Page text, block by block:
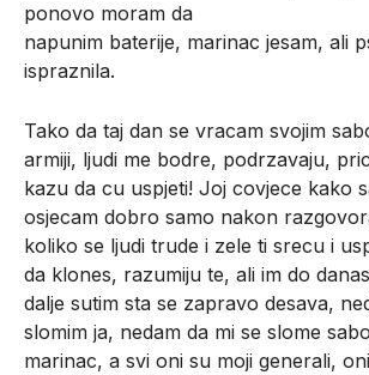
ponovo moram da
napunim baterije, marinac jesam, ali
ispraznila.
Tako da taj dan se vracam svojim
armiji, ljudi me bodre, podrzavaju,
kazu da cu uspjeti! Joj covjece kako
osjecam dobro samo nakon
koliko se ljudi trude i zele ti srecu i
da klones, razumiju te, ali im do
dalje sutim sta se zapravo desava,
slomim ja, nedam da mi se slome
marinac, a svi oni su moji generali,